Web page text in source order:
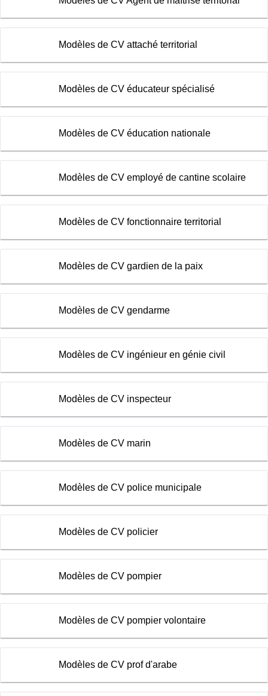
Modèles de CV attaché territorial
Modèles de CV éducateur spécialisé
Modèles de CV éducation nationale
Modèles de CV employé de cantine scolaire
Modèles de CV fonctionnaire territorial
Modèles de CV gardien de la paix
Modèles de CV gendarme
Modèles de CV ingénieur en génie civil
Modèles de CV inspecteur
Modèles de CV marin
Modèles de CV police municipale
Modèles de CV policier
Modèles de CV pompier
Modèles de CV pompier volontaire
Modèles de CV prof d'arabe